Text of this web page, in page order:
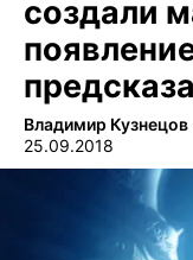
создали
Владимир Кузнецов
25.09.2018